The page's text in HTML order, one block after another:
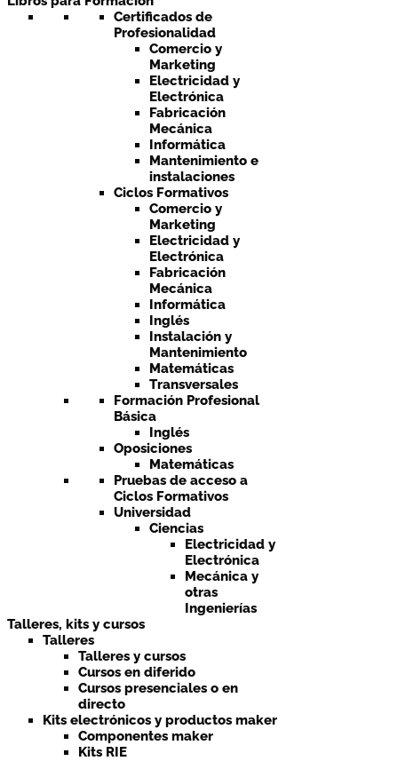
Certificados de
Profesionalidad
Comercio y
Marketing
Electricidad y
Electrónica
Fabricación
Mecánica
Informática
Mantenimiento e
instalaciones
Ciclos Formativos
Comercio y
Marketing
Electricidad y
Electrónica
Fabricación
Mecánica
Informática
Inglés
Instalación y
Mantenimiento
Matemáticas
Transversales
Formación Profesional
Básica
Inglés
Oposiciones
Matemáticas
Pruebas de acceso a
Ciclos Formativos
Universidad
Ciencias
Electricidad y
Electrónica
Mecánica y
otras
Ingenierías
Talleres, kits y cursos
Talleres
Talleres y cursos
Cursos en diferido
Cursos presenciales o en
directo
Kits electrónicos y productos maker
Componentes maker
Kits RIE